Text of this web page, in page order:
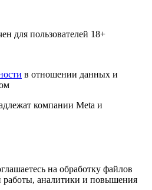
для пользователей 18+
в отношении данных и
компании Metа и
на обработку файлов
работы, аналитики и повышения